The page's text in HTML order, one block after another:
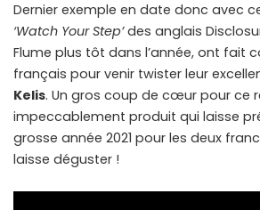
Dernier exemple en date donc avec
‘Watch Your Step’des anglais
Flume plus tôt dans l’année, ont fait
français pour venir twister leur
Kelis. Un gros coup de cœur pour ce
impeccablement produit qui laisse
grosse année 2021 pour les deux
laisse déguster !